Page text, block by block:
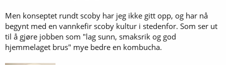
Men konseptet rundt scoby har jeg ikke gitt opp, og har nå
begynt med en vannkefir scoby kultur i stedenfor. Som ser ut
til å gjøre jobben som "lag sunn, smaksrik og god
hjemmelaget brus" mye bedre en kombucha.